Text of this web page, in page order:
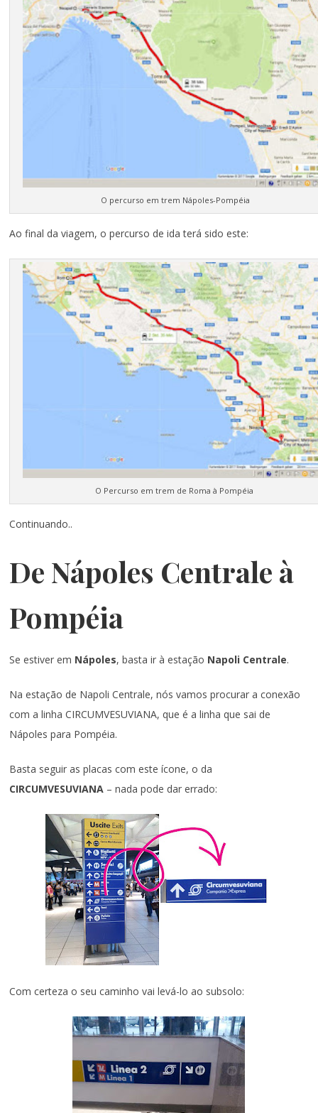
O percurso em trem Nápoles-Pompéia
Ao final da viagem, o percurso de ida terá sido este:
O Percurso em trem de Roma à Pompéia
Continuando..
De Nápoles Centrale à
Pompéia
Se estiver em Nápoles, basta ir à estação Napoli Centrale.
Na estação de Napoli Centrale, nós vamos procurar a conexão
com a linha CIRCUMVESUVIANA, que é a linha que sai de
Nápoles para Pompéia.
Basta seguir as placas com este ícone, o da
CIRCUMVESUVIANA – nada pode dar errado:
Com certeza o seu caminho vai levá-lo ao subsolo: